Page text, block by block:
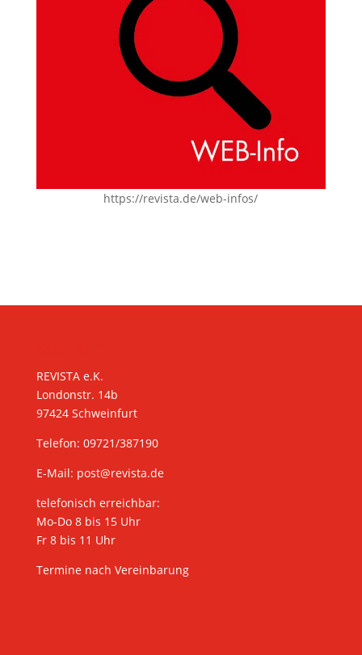
https://revista.de/web-infos/
REVISTA e.K.
Londonstr. 14b
97424 Schweinfurt
Telefon: 09721/387190
E-Mail: post@revista.de
telefonisch erreichbar:
Mo-Do 8 bis 15 Uhr
Fr 8 bis 11 Uhr
Termine nach Vereinbarung